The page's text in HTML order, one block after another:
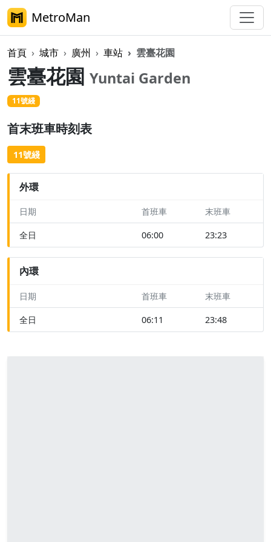
MetroMan
首頁 城市 廣州 車站 雲臺花園
雲臺花園 Yuntai Garden
11號綫
首末班車時刻表
11號綫
外環
日期 首班車 末班車
全日 06:00 23:23
內環
日期 首班車 末班車
全日 06:11 23:48